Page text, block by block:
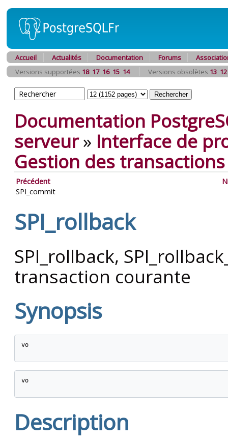
Accueil Actualités Documentation Forums
Versions supportées 18 17 16 15 14 Versions obsolètes 13 12
Documentation
serveur» Interface de
Gestion des transactions
Précédent
SPI_commit
SPI_rollback
SPI_rollback,
transaction courante
Synopsis
vo
vo
Description